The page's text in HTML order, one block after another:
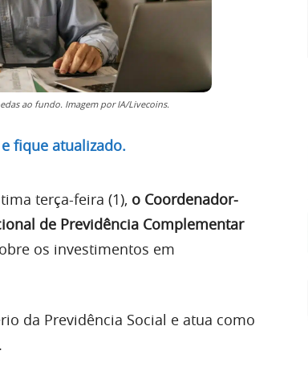
ao fundo. Imagem por IA/Livecoins.
fique atualizado.
terça-feira (1), o Coordenador-
de Previdência Complementar
os investimentos em
da Previdência Social e atua como